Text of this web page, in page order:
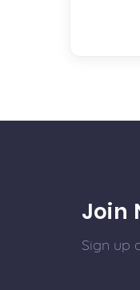
Join
Sign up